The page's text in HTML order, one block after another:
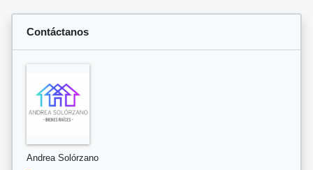
Contáctanos
Andrea Solórzano